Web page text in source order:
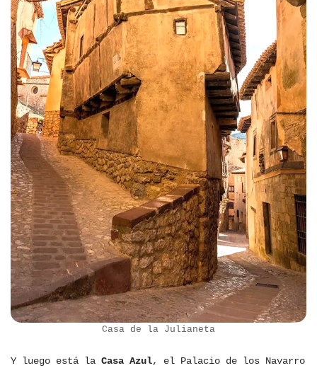
Casa de la Julianeta
Y luego está la Casa Azul, el Palacio de los Navarro